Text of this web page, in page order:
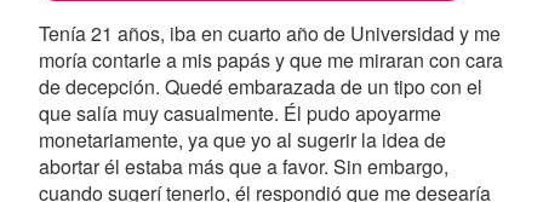
Tenía 21 años, iba en cuarto año de Universidad y me
moría contarle a mis papás y que me miraran con cara
de decepción. Quedé embarazada de un tipo con el
que salía muy casualmente. Él pudo apoyarme
monetariamente, ya que yo al sugerir la idea de
abortar él estaba más que a favor. Sin embargo,
cuando sugerí tenerlo, él respondió que me desearía